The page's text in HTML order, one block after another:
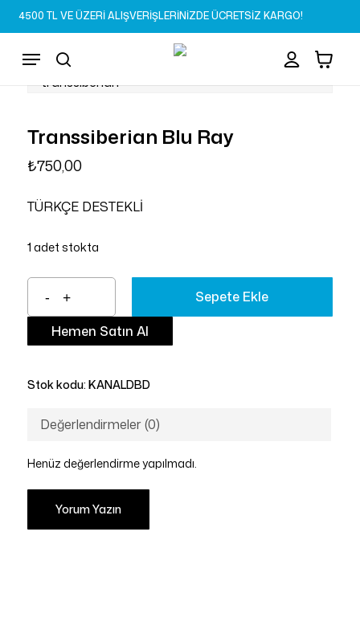
Skip
to
content
4500 TL VE ÜZERİ ALIŞVERİŞLERİNİZDE ÜCRETSİZ KARGO!
search
Menu Sepet Close
Cart
Transsiberian Blu Ray
₺750,00
TÜRKÇE DESTEKLİ
1 adet stokta
Sepete Ekle
Hemen Satın Al
Stok kodu: KANALDBD
Değerlendirmeler (0)
Henüz değerlendirme yapılmadı.
Yorum Yazın